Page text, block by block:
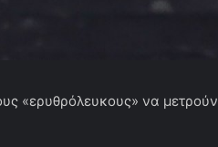
«ερυθρόλευκους» να μετρούν